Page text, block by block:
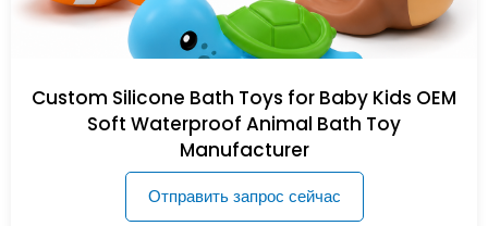
Custom Silicone Bath Toys for Baby Kids OEM
Soft Waterproof Animal Bath Toy
Manufacturer
Отправить запрос сейчас